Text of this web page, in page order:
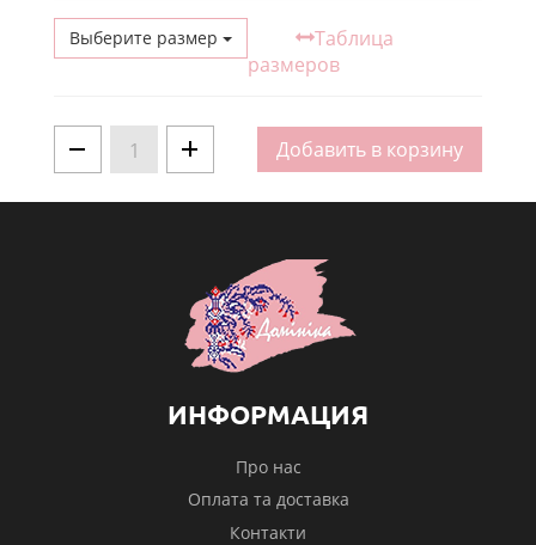
Выберите размер
Таблица
размеров
1 Добавить в корзину
ИНФОРМАЦИЯ
Про нас
Оплата та доставка
Контакти